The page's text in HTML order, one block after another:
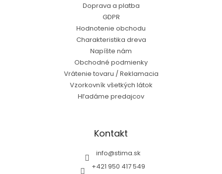
Doprava a platba
GDPR
Hodnotenie obchodu
Charakteristika dreva
Napíšte nám
Obchodné podmienky
Vrátenie tovaru / Reklamacia
Vzorkovník všetkých látok
Hľadáme predajcov
Kontakt
info@stima.sk
+421 950 417 549